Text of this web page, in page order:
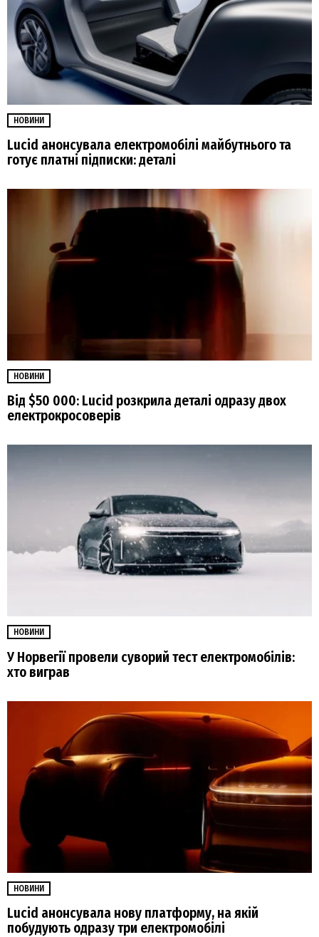
НОВИНИ
Lucid анонсувала електромобілі майбутнього та
готує платні підписки: деталі
НОВИНИ
Від $50 000: Lucid розкрила деталі одразу двох
електрокросоверів
НОВИНИ
У Норвегії провели суворий тест електромобілів:
хто виграв
НОВИНИ
Lucid анонсувала нову платформу, на якій
побудують одразу три електромобілі